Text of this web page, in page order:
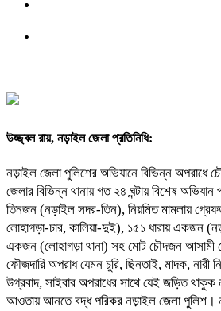
উজ্জ্বল রায়, নড়াইল জেলা প্রতিনিধি:
নড়াইল জেলা পুলিশের অভিযানে বিভিন্ন অপরাধে
জেলার বিভিন্ন থানায় গত ২৪ ঘন্টায় বিশেষ অভিযান
তিনজন (নড়াইল সদর-তিন), নিয়মিত মামলায়
লোহাগড়া-চার, কালিয়া-দুই), ১৫১ ধারায় একজন
একজন (লোহাগড়া থানা) সহ মোট চৌদজন আসামী
ফৌজদারি অপরাধ যেমন চুরি, ছিনতাই, মাদক, নারী
উগ্রবাদ, সাইবার অপরাধের সাথে যেই জড়িত
আওতায় আনতে বদ্ধ পরিকর নড়াইল জেলা পুলিশ।